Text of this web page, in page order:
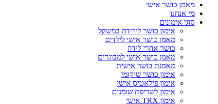
מאמן כושר אישי
מי אנחנו
סוגי אימונים
אימון כושר לירידה במשקל
מאמן כושר אישי לילדים
כושר אחרי לידה
מאמן כושר אישי למבוגרים
מאמנת כושר אישית
אימון כושר שיקומי
אימון פילאטיס אישי
אימון לשריפת שומנים
אימון TRX אישי